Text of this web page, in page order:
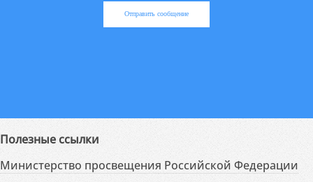
Отправить сообщение
Полезные ссылки
Министерство просвещения Российской Федерации